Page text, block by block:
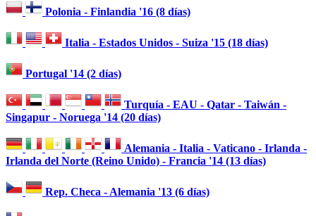
Polonia - Finlandia '16 (8 días)
Italia - Estados Unidos - Suiza '15 (18 días)
Portugal '14 (2 días)
Turquía - EAU - Qatar - Taiwán -
Singapur - Noruega '14 (20 días)
Alemania - Italia - Vaticano - Irlanda -
Irlanda del Norte (Reino Unido) - Francia '14 (13 días)
Rep. Checa - Alemania '13 (6 días)